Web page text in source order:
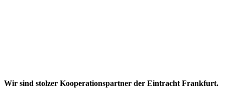
Wir sind stolzer Kooperationspartner der Eintracht Frankfurt.